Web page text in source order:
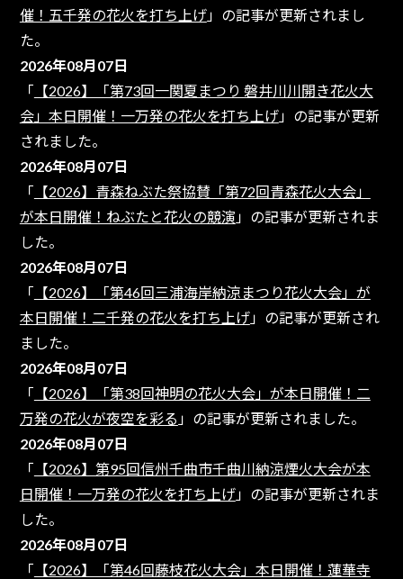
催！五千発の花火を打ち上げ」の記事が更新されまし
た。
2026年08月07日
「 【2026】「第73回一関夏まつり 磐井川川開き花火大
会」本日開催！一万発の花火を打ち上げ」の記事が更新
されました。
2026年08月07日
「 【2026】青森ねぶた祭協賛「第72回青森花火大会」
が本日開催！ねぶたと花火の競演 」の記事が更新されま
した。
2026年08月07日
「 【2026】「第46回三浦海岸納涼まつり花火大会」が
本日開催！二千発の花火を打ち上げ」の記事が更新され
ました。
2026年08月07日
「 【2026】「第38回神明の花火大会」が本日開催！二
万発の花火が夜空を彩る 」の記事が更新されました。
2026年08月07日
「 【2026】第95回信州千曲市千曲川納涼煙火大会が本
日開催！一万発の花火を打ち上げ」の記事が更新されま
した。
2026年08月07日
「 【2026】「第46回藤枝花火大会」本日開催！蓮華寺